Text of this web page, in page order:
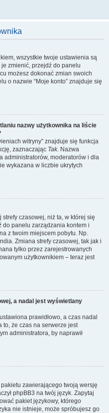
wszystkie twoje ustawienia są
zmienić, przejdź do panelu
możesz dokonać zmian swoich
o nazwie “Moje konto” znajduje się
nazwy użytkownika na liście
witryny” znajduje się funkcja
zaznaczając Tak. Nazwa
administratorów, moderatorów i dla
wykazana w liczbie ukrytych
czasowej, niż ta, w której się
do panelu zarządzania kontem i
z twoim miejscem pobytu. Np.
Zmiana strefy czasowej, tak jak i
tylko przez zarejestrowanych
użytkownikiem – teraz jest
a nadal jest wyświetlany
prawidłowo, a czas nadal
to, że czas na serwerze jest
administratora, by naprawił
zawierającego twoją wersję
phpBB3 na twój język. Zapytaj
pakiet językowy, którego
nie istnieje, może spróbujesz go